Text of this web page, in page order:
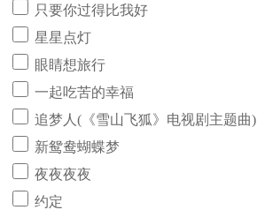
只要你过得比我好
星星点灯
眼睛想旅行
一起吃苦的幸福
追梦人(《雪山飞狐》电视剧主题曲)
新鸳鸯蝴蝶梦
夜夜夜夜
约定